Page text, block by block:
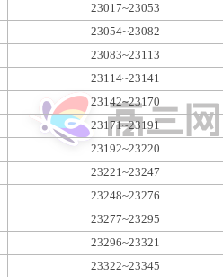
23017~23053
23054~23082
23083~23113
23114~23141
23142~23170
23171~23191
23192~23220
23221~23247
23248~23276
23277~23295
23296~23321
23322~23345